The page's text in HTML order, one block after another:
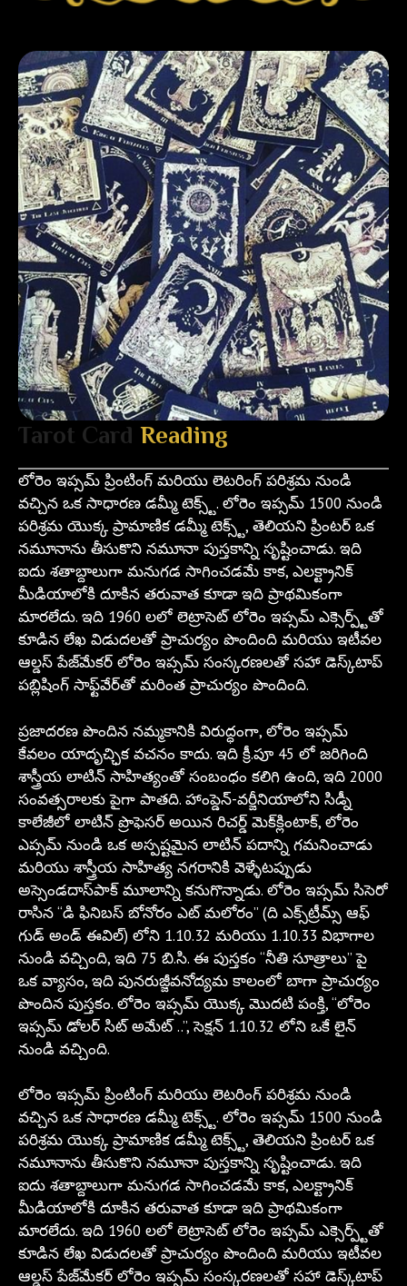
Tarot Card Reading
లోరెం ఇప్సమ్ ప్రింటింగ్ మరియు లెటరింగ్ పరిశ్రమ నుండి
వచ్చిన ఒక సాధారణ డమ్మీ టెక్స్ట్. లోరెం ఇప్సమ్ 1500 నుండి
పరిశ్రమ యొక్క ప్రామాణిక డమ్మీ టెక్స్ట్, తెలియని ప్రింటర్ ఒక
నమూనాను తీసుకొని నమూనా పుస్తకాన్ని సృష్టించాడు. ఇది
ఐదు శతాబ్దాలుగా మనుగడ సాగించడమే కాక, ఎలక్ట్రానిక్
మీడియాలోకి దూకిన తరువాత కూడా ఇది ప్రాథమికంగా
మారలేదు. ఇది 1960 లలో లెట్రాసెట్ లోరెం ఇప్సమ్ ఎక్సెర్ప్ట్‌తో
కూడిన లేఖ విడుదలతో ప్రాచుర్యం పొందింది మరియు ఇటీవల
ఆల్డస్ పేజ్‌మేకర్ లోరెం ఇప్సమ్ సంస్కరణలతో సహా డెస్క్‌టాప్
పబ్లిషింగ్ సాఫ్ట్‌వేర్‌తో మరింత ప్రాచుర్యం పొందింది.
ప్రజాదరణ పొందిన నమ్మకానికి విరుద్ధంగా, లోరెం ఇప్సమ్
కేవలం యాదృచ్ఛిక వచనం కాదు. ఇది క్రీ.పూ 45 లో జరిగింది
శాస్త్రీయ లాటిన్ సాహిత్యంతో సంబంధం కలిగి ఉంది, ఇది 2000
సంవత్సరాలకు పైగా పాతది. హాంప్డెన్-వర్జీనియాలోని సిడ్నీ
కాలేజీలో లాటిన్ ప్రొఫెసర్ అయిన రిచర్డ్ మెక్‌క్లింటాక్, లోరెం
ఎప్సమ్ నుండి ఒక అస్పష్టమైన లాటిన్ పదాన్ని గమనించాడు
మరియు శాస్త్రీయ సాహిత్య నగరానికి వెళ్ళేటప్పుడు
అస్సెండదాస్‌పాక్ మూలాన్ని కనుగొన్నాడు. లోరెం ఇప్సమ్ సిసెరో
రాసిన “డి ఫినిబస్ బోనోరం ఎట్ మలోరం” (ది ఎక్స్‌ట్రీమ్స్ ఆఫ్
గుడ్ అండ్ ఈవిల్) లోని 1.10.32 మరియు 1.10.33 విభాగాల
నుండి వచ్చింది, ఇది 75 బి.సి. ఈ పుస్తకం “నీతి సూత్రాలు” పై
ఒక వ్యాసం, ఇది పునరుజ్జీవనోద్యమ కాలంలో బాగా ప్రాచుర్యం
పొందిన పుస్తకం. లోరెం ఇప్సమ్ యొక్క మొదటి పంక్తి, “లోరెం
ఇప్సమ్ డోలర్ సిట్ అమేట్ ..”, సెక్షన్ 1.10.32 లోని ఒకే లైన్
నుండి వచ్చింది.
లోరెం ఇప్సమ్ ప్రింటింగ్ మరియు లెటరింగ్ పరిశ్రమ నుండి
వచ్చిన ఒక సాధారణ డమ్మీ టెక్స్ట్. లోరెం ఇప్సమ్ 1500 నుండి
పరిశ్రమ యొక్క ప్రామాణిక డమ్మీ టెక్స్ట్, తెలియని ప్రింటర్ ఒక
నమూనాను తీసుకొని నమూనా పుస్తకాన్ని సృష్టించాడు. ఇది
ఐదు శతాబ్దాలుగా మనుగడ సాగించడమే కాక, ఎలక్ట్రానిక్
మీడియాలోకి దూకిన తరువాత కూడా ఇది ప్రాథమికంగా
మారలేదు. ఇది 1960 లలో లెట్రాసెట్ లోరెం ఇప్సమ్ ఎక్సెర్ప్ట్‌తో
కూడిన లేఖ విడుదలతో ప్రాచుర్యం పొందింది మరియు ఇటీవల
ఆల్డస్ పేజ్‌మేకర్ లోరెం ఇప్సమ్ సంస్కరణలతో సహా డెస్క్‌టాప్